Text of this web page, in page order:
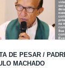
DE PESAR /
MACHADO